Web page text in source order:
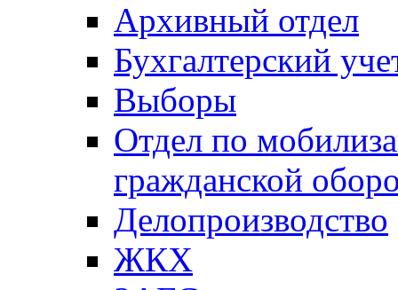
Архивный отдел
Бухгалтерский
Выборы
Отдел по
гражданской
Делопроизводство
ЖКХ